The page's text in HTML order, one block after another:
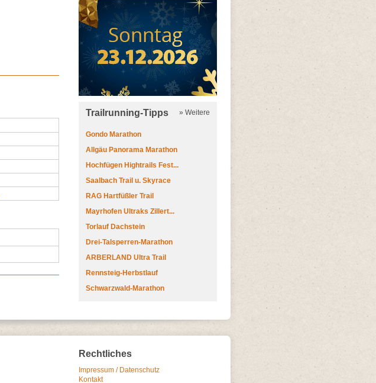
Trailrunning-Tipps » Weitere
Gondo Marathon
Allgäu Panorama Marathon
Hochfügen Hightrails Fest...
Saalbach Trail u. Skyrace
RAG Hartfüßler Trail
Mayrhofen Ultraks Zillert...
Torlauf Dachstein
Drei-Talsperren-Marathon
ARBERLAND Ultra Trail
Rennsteig-Herbstlauf
Schwarzwald-Marathon
Rechtliches
Impressum / Datenschutz
Kontakt